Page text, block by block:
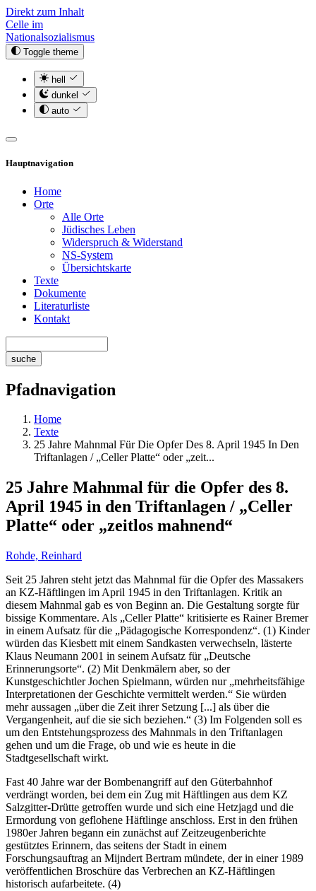
Direkt zum Inhalt
Celle im
Nationalsozialismus
Toggle theme
hell
dunkel
auto
Hauptnavigation
Home
Orte
Alle Orte
Jüdisches Leben
Widerspruch & Widerstand
NS-System
Übersichtskarte
Texte
Dokumente
Literaturliste
Kontakt
Pfadnavigation
Home
Texte
25 Jahre Mahnmal Für Die Opfer Des 8. April 1945 In Den
Triftanlagen / „Celler Platte“ oder „zeit...
25 Jahre Mahnmal für die Opfer des 8.
April 1945 in den Triftanlagen / „Celler
Platte“ oder „zeitlos mahnend“
Rohde, Reinhard
Seit 25 Jahren steht jetzt das Mahnmal für die Opfer des Massakers
an KZ-Häftlingen im April 1945 in den Triftanlagen. Kritik an
diesem Mahnmal gab es von Beginn an. Die Gestaltung sorgte für
bissige Kommentare. Als „Celler Platte“ kritisierte es Rainer Bremer
in einem Aufsatz für die „Pädagogische Korrespondenz“. (1) Kinder
würden das Kiesbett mit einem Sandkasten verwechseln, lästerte
Klaus Neumann 2001 in seinem Aufsatz für „Deutsche
Erinnerungsorte“. (2) Mit Denkmälern aber, so der
Kunstgeschichtler Jochen Spielmann, würden nur „mehrheitsfähige
Interpretationen der Geschichte vermittelt werden.“ Sie würden
mehr aussagen „über die Zeit ihrer Setzung [...] als über die
Vergangenheit, auf die sie sich beziehen.“ (3) Im Folgenden soll es
um den Entstehungsprozess des Mahnmals in den Triftanlagen
gehen und um die Frage, ob und wie es heute in die
Stadtgesellschaft wirkt.
Fast 40 Jahre war der Bombenangriff auf den Güterbahnhof
verdrängt worden, bei dem ein Zug mit Häftlingen aus dem KZ
Salzgitter-Drütte getroffen wurde und sich eine Hetzjagd und die
Ermordung von geflohene Häftlinge anschloss. Erst in den frühen
1980er Jahren begann ein zunächst auf Zeitzeugenberichte
gestütztes Erinnern, das seitens der Stadt in einem
Forschungsauftrag an Mijndert Bertram mündete, der in einer 1989
veröffentlichen Broschüre das Verbrechen an KZ-Häftlingen
historisch aufarbeitete. (4)